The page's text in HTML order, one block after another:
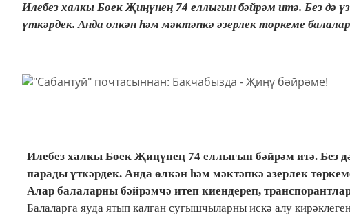
Илебез халкы Бөек Җиңүнең 74 еллыгын бәйрәм итә. Без дә
үткәрдек. Анда өлкән һәм мәктәпкә әзерлек төркеме
Илебез халкы Бөек Җиңүнең 74 еллыгын бәйрәм итә. Без
парады үткәрдек. Анда өлкән һәм мәктәпкә әзерлек
Алар балаларны бәйрәмчә итеп киендереп,
Балаларга яуда ятып калган сугышчыларны искә алу